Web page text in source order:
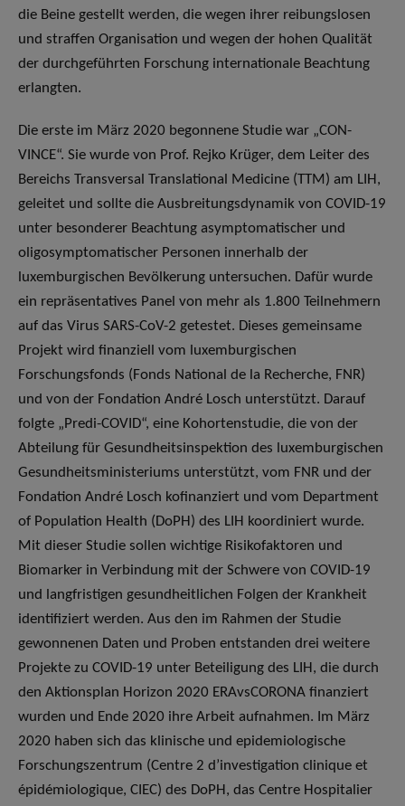
die Beine gestellt werden, die wegen ihrer reibungslosen
und straffen Organisation und wegen der hohen Qualität
der durchgeführten Forschung internationale Beachtung
erlangten.
Die erste im März 2020 begonnene Studie war „CON-
VINCE“. Sie wurde von Prof. Rejko Krüger, dem Leiter des
Bereichs Transversal Translational Medicine (TTM) am LIH,
geleitet und sollte die Ausbreitungsdynamik von COVID-19
unter besonderer Beachtung asymptomatischer und
oligosymptomatischer Personen innerhalb der
luxemburgischen Bevölkerung untersuchen. Dafür wurde
ein repräsentatives Panel von mehr als 1.800 Teilnehmern
auf das Virus SARS-CoV-2 getestet. Dieses gemeinsame
Projekt wird finanziell vom luxemburgischen
Forschungsfonds (Fonds National de la Recherche, FNR)
und von der Fondation André Losch unterstützt. Darauf
folgte „Predi-COVID“, eine Kohortenstudie, die von der
Abteilung für Gesundheitsinspektion des luxemburgischen
Gesundheitsministeriums unterstützt, vom FNR und der
Fondation André Losch kofinanziert und vom Department
of Population Health (DoPH) des LIH koordiniert wurde.
Mit dieser Studie sollen wichtige Risikofaktoren und
Biomarker in Verbindung mit der Schwere von COVID-19
und langfristigen gesundheitlichen Folgen der Krankheit
identifiziert werden. Aus den im Rahmen der Studie
gewonnenen Daten und Proben entstanden drei weitere
Projekte zu COVID-19 unter Beteiligung des LIH, die durch
den Aktionsplan Horizon 2020 ERAvsCORONA finanziert
wurden und Ende 2020 ihre Arbeit aufnahmen. Im März
2020 haben sich das klinische und epidemiologische
Forschungszentrum (Centre 2 d’investigation clinique et
épidémiologique, CIEC) des DoPH, das Centre Hospitalier